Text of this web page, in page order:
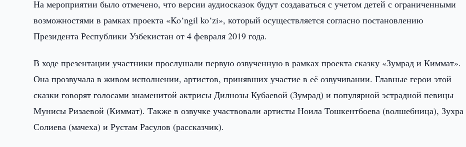
На мероприятии было отмечено, что версии аудиосказок будут создаваться с учетом детей с ограниченными
возможностями в рамках проекта «Ko‘ngil ko‘zi», который осуществляется согласно постановлению
Президента Республики Узбекистан от 4 февраля 2019 года.
В ходе презентации участники прослушали первую озвученную в рамках проекта сказку «Зумрад и Киммат».
Она прозвучала в живом исполнении, артистов, принявших участие в её озвучивании. Главные герои этой
сказки говорят голосами знаменитой актрисы Дилнозы Кубаевой (Зумрад) и популярной эстрадной певицы
Мунисы Ризаевой (Киммат). Также в озвучке участвовали артисты Ноила Тошкентбоева (волшебница), Зухра
Солиева (мачеха) и Рустам Расулов (рассказчик).